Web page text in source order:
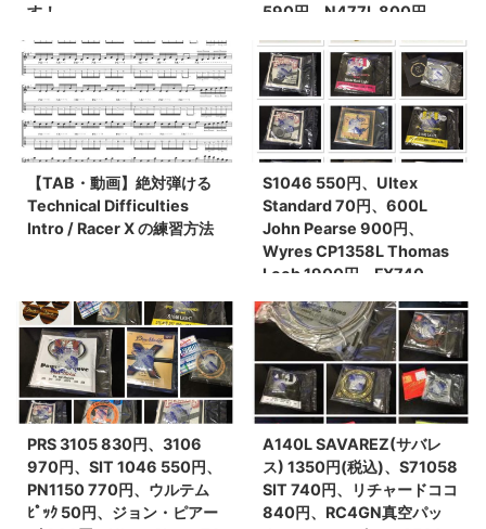
す！
590円、N477L 800円、
Newtone Strings 12-54
1350円
【TAB・動画】絶対弾ける
Technical Difficulties
Intro / Racer X の練習方法
S1046 550円、Ultex
Standard 70円、600L
John Pearse 900円、
Wyres CP1358L Thomas
Leeb 1900円、FX740
込)、320円(税込)
Primetone John Petrucci
ウルテム 50円、ジョン・ピ
アス 200Ｌ 840円、Martin
MM12 950円、
PRS 3105 830円、3106
970円、SIT 1046 550円、
PN1150 770円、ウルテム
ﾋﾟｯｸ 50円、ジョン・ピアー
A140L SAVAREZ(サバレ
ス) 1350円(税込)、S71058
SIT 740円、リチャードココ
840円、RC4GN真空パッ